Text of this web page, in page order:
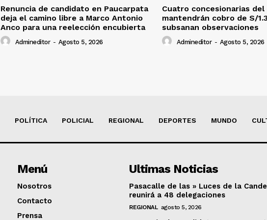
Renuncia de candidato en Paucarpata
deja el camino libre a Marco Antonio
Anco para una reelección encubierta
Admineditor - Agosto 5, 2026
Cuatro concesionarias del
mantendrán cobro de S/
subsanan observaciones
Admineditor - Agosto 5, 2026
POLÍTICA POLICIAL REGIONAL DEPORTES MUNDO
Menú
Nosotros
Contacto
Prensa
Ultimas Noticias
Pasacalle de las » Luces de la
reunirá a 48 delegaciones
REGIONAL agosto 5, 2026